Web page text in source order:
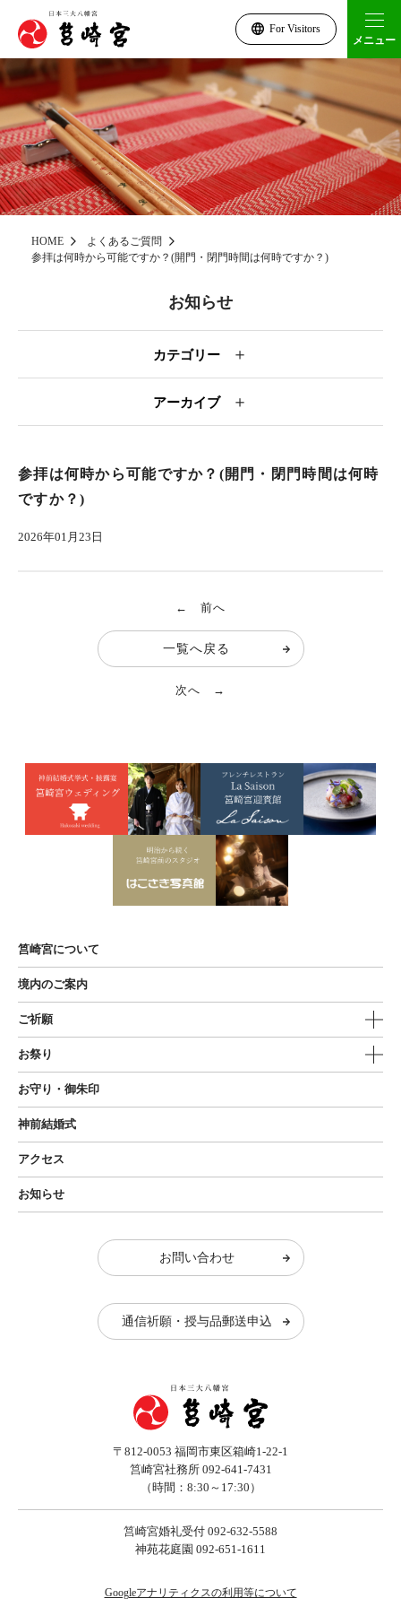
For Visitors
メニュー
HOME
よくあるご質問
参拝は何時から可能ですか？(開門・閉門時間は何時ですか？)
お知らせ
カテゴリー ＋
アーカイブ ＋
参拝は何時から可能ですか？(開門・閉門時間は何時
ですか？)
2026年01月23日
← 前へ
一覧へ戻る
次へ →
筥崎宮について
境内のご案内
ご祈願
お祭り
お守り・御朱印
神前結婚式
アクセス
お知らせ
お問い合わせ
通信祈願・授与品郵送申込
〒812-0053 福岡市東区箱崎1-22-1
筥崎宮社務所 092-641-7431
（時間：8:30～17:30）
筥崎宮婚礼受付 092-632-5588
神苑花庭園 092-651-1611
Googleアナリティクスの利用等について